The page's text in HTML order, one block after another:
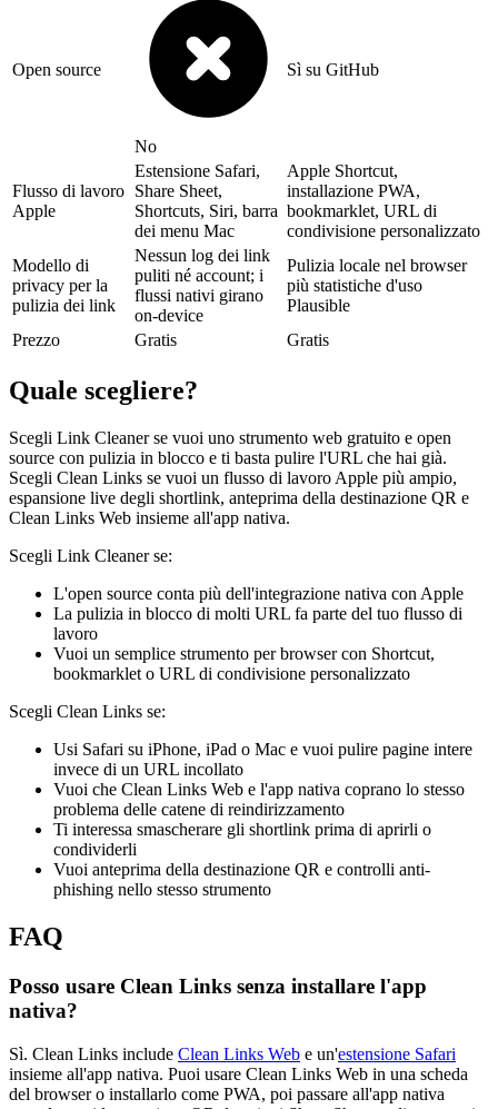
Open source
No
Sì su GitHub
Flusso di lavoro
Apple
Estensione Safari,
Share Sheet,
Shortcuts, Siri, barra
dei menu Mac
Apple Shortcut,
installazione PWA,
bookmarklet, URL di
condivisione personalizzato
Modello di
privacy per la
pulizia dei link
Nessun log dei link
puliti né account; i
flussi nativi girano
on-device
Pulizia locale nel browser
più statistiche d'uso
Plausible
Prezzo
Gratis Gratis
Quale scegliere?
Scegli Link Cleaner se vuoi uno strumento web gratuito e open
source con pulizia in blocco e ti basta pulire l'URL che hai già.
Scegli Clean Links se vuoi un flusso di lavoro Apple più ampio,
espansione live degli shortlink, anteprima della destinazione QR e
Clean Links Web insieme all'app nativa.
Scegli Link Cleaner se:
L'open source conta più dell'integrazione nativa con Apple
La pulizia in blocco di molti URL fa parte del tuo flusso di
lavoro
Vuoi un semplice strumento per browser con Shortcut,
bookmarklet o URL di condivisione personalizzato
Scegli Clean Links se:
Usi Safari su iPhone, iPad o Mac e vuoi pulire pagine intere
invece di un URL incollato
Vuoi che Clean Links Web e l'app nativa coprano lo stesso
problema delle catene di reindirizzamento
Ti interessa smascherare gli shortlink prima di aprirli o
condividerli
Vuoi anteprima della destinazione QR e controlli anti-
phishing nello stesso strumento
FAQ
Posso usare Clean Links senza installare l'app
nativa?
Sì. Clean Links include Clean Links Web e un'estensione Safari
insieme all'app nativa. Puoi usare Clean Links Web in una scheda
del browser o installarlo come PWA, poi passare all'app nativa